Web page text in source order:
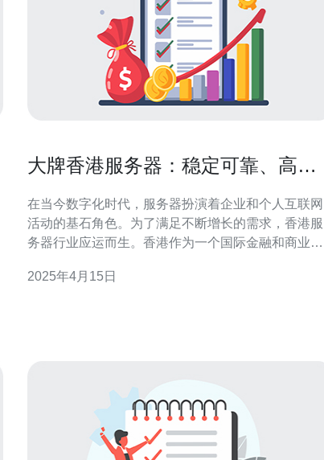
大牌香港服务器：稳定可靠、高性
在当今数字化时代，服务器扮演着企业和个人互联网
活动的基石角色。为了满足不断增长的需求，香港服
务器行业应运而生。香港作为一个国际金融和商业中
技公司在此设立服务器中心。本文将介绍大牌香港服
2025年4月15日